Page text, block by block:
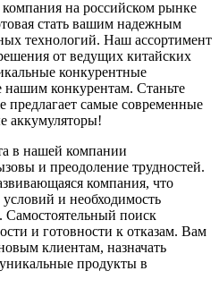
на российском рынке
стать вашим надежным
технологий. Наш ассортимент
от ведущих китайских
конкурентные
конкурентам. Станьте
предлагает самые современные
аккумуляторы!
в нашей компании
и преодоление трудностей.
компания, что
и необходимость
Самостоятельный поиск
и готовности к отказам. Вам
клиентам, назначать
продукты в